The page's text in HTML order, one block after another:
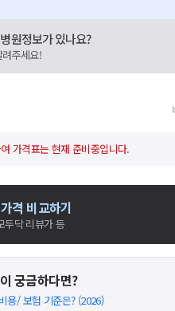
원정보가 있나요?
주세요!
가격표는 현재 준비중입니다.
가격 비교하기
두닥 리뷰가 등
궁금하다면?
용/ 보험 기준은? (2026)